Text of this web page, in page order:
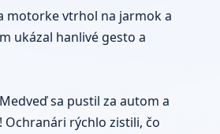
motorke vtrhol na jarmok a
ukázal hanlivé gesto a
sa pustil za autom a
Ochranári rýchlo zistili, čo